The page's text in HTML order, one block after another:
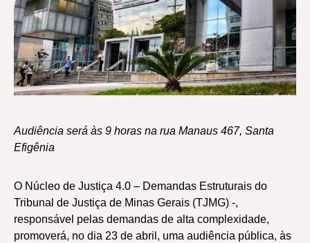
Audiência será às 9 horas na rua Manaus 467, Santa
Efigênia
O Núcleo de Justiça 4.0 – Demandas Estruturais do
Tribunal de Justiça de Minas Gerais (TJMG) -,
responsável pelas demandas de alta complexidade,
promoverá, no dia 23 de abril, uma audiência pública, às